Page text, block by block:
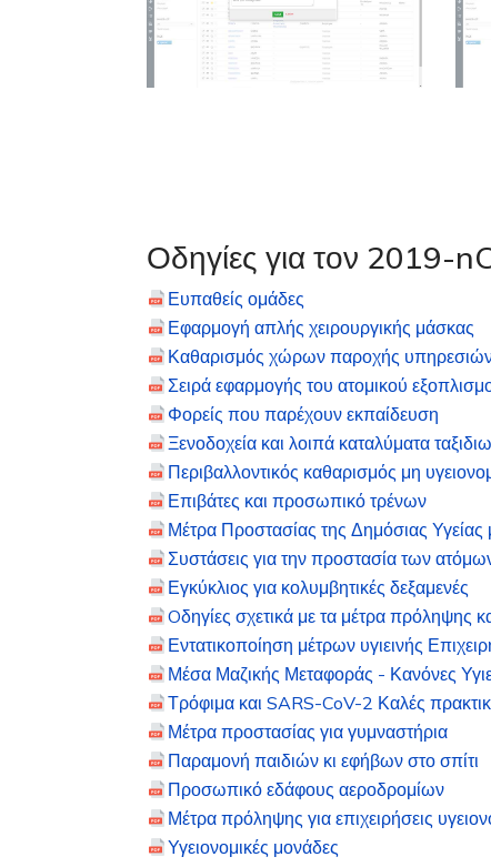
Οδηγίες για τον 2019-
Ευπαθείς ομάδες
Εφαρμογή απλής χειρουργικής μάσκας
Καθαρισμός χώρων παροχής υπηρεσιών
Σειρά εφαρμογής του ατομικού
Φορείς που παρέχουν εκπαίδευση
Ξενοδοχεία και λοιπά καταλύματα
Περιβαλλοντικός καθαρισμός μη
Επιβάτες και προσωπικό τρένων
Μέτρα Προστασίας της Δημόσιας
Συστάσεις για την προστασία των
Εγκύκλιος για κολυμβητικές δεξαμενές
Oδηγίες σχετικά με τα μέτρα πρόληψης
Εντατικοποίηση μέτρων υγιεινής
Μέσα Μαζικής Μεταφοράς - Κανόνες
Τρόφιμα και SARS-CoV-2 Καλές
Μέτρα προστασίας για γυμναστήρια
Παραμονή παιδιών κι εφήβων στο σπίτι
Προσωπικό εδάφους αεροδρομίων
Μέτρα πρόληψης για επιχειρήσεις
Υγειονομικές μονάδες